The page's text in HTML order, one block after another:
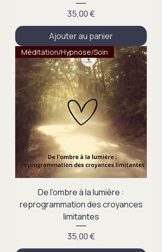
Prix
35,00 €
Ajouter au panier
Méditation/Hypnose/Soin
De l'ombre à la lumière :
reprogrammation des croyances
limitantes
Prix
35,00 €